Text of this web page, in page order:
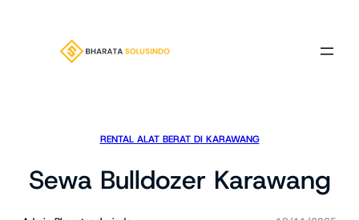
RENTAL ALAT BERAT DI KARAWANG
Sewa Bulldozer Karawang